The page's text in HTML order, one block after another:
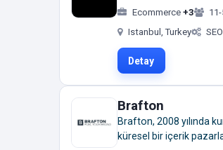
Ecommerce +3
Istanbul, Turkey
Detay
Brafton
Brafton, 2008 yılında
küresel bir içerik